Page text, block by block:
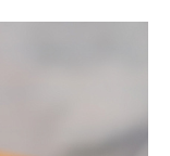
При этом
взрослых,
случае 30-
изъятых у юных
а